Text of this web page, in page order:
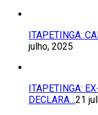
ITAPETINGA:
julho, 2025
ITAPETINGA:
DECLARA…21